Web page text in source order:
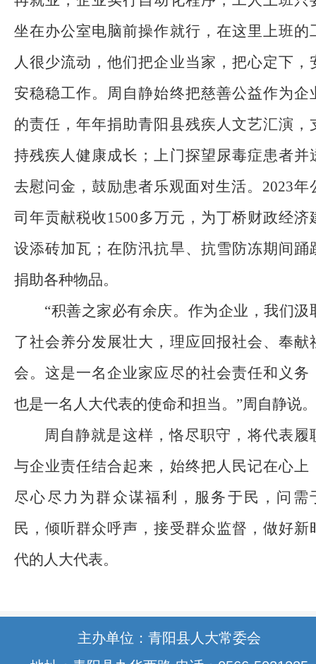
坐在办公室电脑前操作就行，在这里上班的
人很少流动，他们把企业当家，把心定下，
安稳稳工作。周自静始终把慈善公益作为企
的责任，年年捐助青阳县残疾人文艺汇演，
持残疾人健康成长；上门探望尿毒症患者并
去慰问金，鼓励患者乐观面对生活。 2023年
司年贡献税收1500多万元，为丁桥财政经济
设添砖加瓦；在防汛抗旱、抗雪防冻期间踊
捐助各种物品。
“积善之家必有余庆。作为企业，我们汲
了社会养分发展壮大，理应回报社会、奉献
会。这是一名企业家应尽的社会责任和义务
也是一名人大代表的使命和担当。”周自静说。
周自静就是这样，恪尽职守，将代表履
与企业责任结合起来，始终把人民记在心上
尽心尽力为群众谋福利，服务于民，问需
民，倾听群众呼声，接受群众监督，做好新
代的人大代表。
主办单位：青阳县人大常委会